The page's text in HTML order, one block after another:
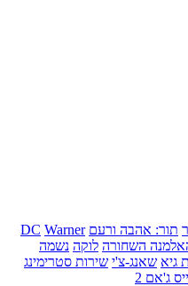
תור: אהבה ורעם DC Warner
השחורה לוקה נשמה
גיא שאנג-צ'י שירות סטרימינג
ג'אם 2